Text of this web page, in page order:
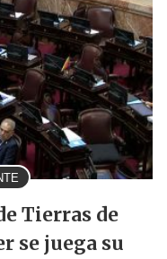
Tierras de
se juega su